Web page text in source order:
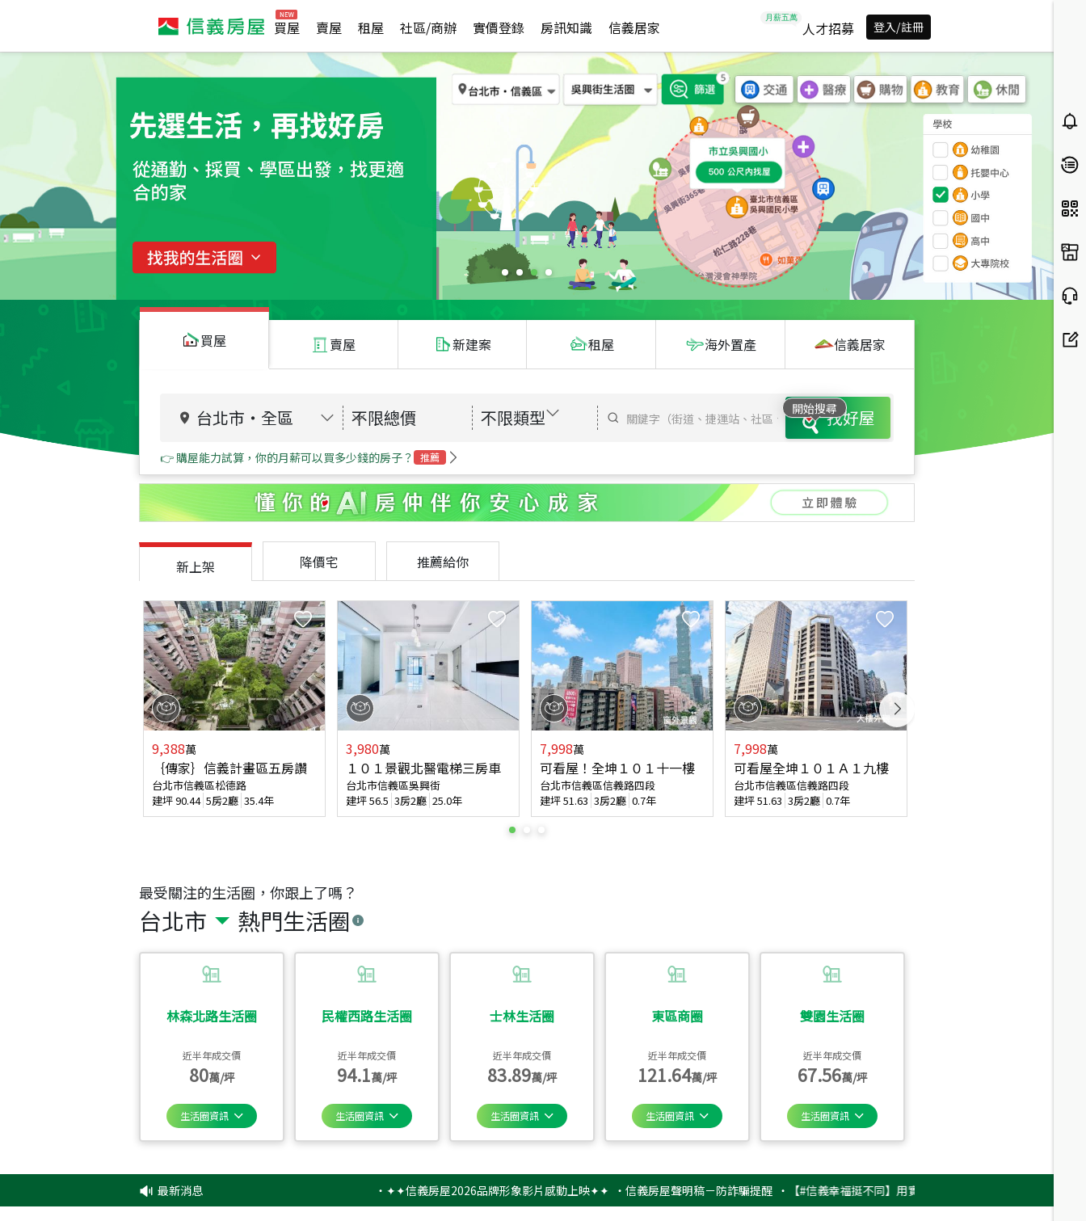
買屋 賣屋 租屋 社區/商辦 實價登錄 房訊知識 信義居家 人才招募 登入/註冊
買屋 賣屋 新建案 租屋 海外置產 信義居家
台北市 ・ 全區 不限總價 不限類型 開始搜尋找好屋
👉 購屋能力試算，你的月薪可以買多少錢的房子？ 推薦
最受關注的生活圈，你跟上了嗎？
台北市 熱門生活圈
林森北路生活圈
近半年成交價
80萬/坪
生活圈資訊
民權西路生活圈
近半年成交價
94.1萬/坪
生活圈資訊
士林生活圈
近半年成交價
83.89萬/坪
生活圈資訊
東區商圈
近半年成交價
121.64萬/坪
生活圈資訊
雙園生活圈
近半年成交價
67.56萬/坪
生活圈資訊
新上架 降價宅 推薦給你
9,388萬
｛傳家｝信義計畫區五房讚
台北市信義區松德路
建坪90.44 5房2廳 35.4年
3,980萬
１０１景觀北醫電梯三房車
台北市信義區吳興街
建坪56.5 3房2廳 25.0年
7,998萬
可看屋！全坤１０１十一樓
台北市信義區信義路四段
建坪51.63 3房2廳 0.7年
7,998萬
可看屋全坤１０１Ａ１九樓
台北市信義區信義路四段
建坪51.63 3房2廳 0.7年
最新消息 ✦✦信義房屋2026品牌形象影片感動上映✦✦ ‧信義房屋聲明稿－防詐騙提醒 ‧【#信義幸福挺不同】用實力，讓升職免抽號碼牌！最新雇主品牌